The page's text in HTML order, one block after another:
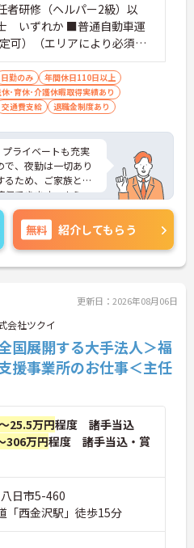
オンラインキャンパ
ら実践的な知識を深
ップによる明確な評
。
者研修（ヘルパー2級）以
いずれか ■普通自動車運
可）（エリアにより必須）
日勤のみ
年間休日110日以上
･育休･介護休暇取得実績あり
交通費支給 退職金制度あり
ライベートも充実
で、夜勤は一切あり
るため、ご家族との
保できます。さら
フレッシュ休暇」
たっぷり119日。無
整っており、仕事と
て働きたい方にぴっ
がある方も大歓迎で
支援制度が整って
目指せます。ま
の多彩なキャリアパ
挑戦、異なるサービ
す。一人ひとりの
バックアップする
無料 紹介してもらう
更新日：2026年08月06日
会社ツクイ
国展開する大手法人＞福
援事業所のお仕事＜主任
25.5万円程度 諸手当込
306万円程度 諸手当込・賞
日市5-460
「西金沢駅」徒歩15分